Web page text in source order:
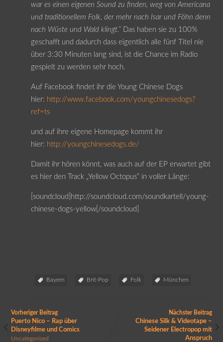
war es einen eigenen Sound zu finden, weg von Americana
und traditionellem Folk, der mehr nach Isar und Föhn denn
nach Wüste und Wald klingt.“Das haben sie zu 100%
geschafft und dadurch dass eigentlich alle fünf Titel nie
über 3:30 Minuten lang sind, ist die Chance im Radio
gespielt zu werden sehr hoch.
Auf Facebook findet ihr die Young Chinese Dogs
hier: http://www.facebook.com/youngchinesedogs?
ref=ts
und auf ihre eigene Homepage kommt ihr
hier: http://youngchinesedogs.de/
Damit ihr hören könnt, was auch auf der EP erwartet gibt
es hier den Track „Yellow Octopus“ in voller Länge:
[soundcloud]http://soundcloud.com/soundkartell/young-
chinese-dogs-yellow[/soundcloud]
Bayern Brit-Pop Folk München
Vorheriger Beitrag
Puerto Nico – Rap über
Disneyfilme und Comics
Uncategorized
Nächster Beitrag
Chinese Silk & Videotape –
Seidener Electropop mit
Anspruch